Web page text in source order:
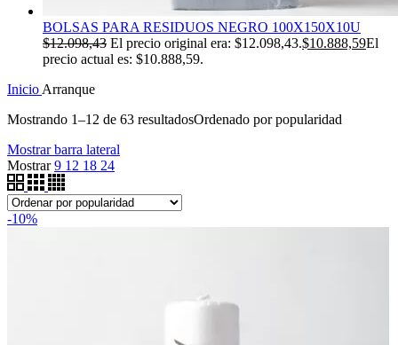
BOLSAS PARA RESIDUOS NEGRO 100X150X10U
$12.098,43 El precio original era: $12.098,43.$10.888,59El
precio actual es: $10.888,59.
Inicio Arranque
Mostrando 1–12 de 63 resultadosOrdenado por popularidad
Mostrar barra lateral
Mostrar9 12 18 24
-10%